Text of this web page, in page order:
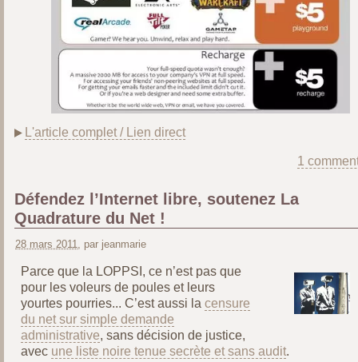
L'article complet / Lien direct
1
Défendez l’Internet libre, soutenez La
Quadrature du Net !
28 mars 2011 , par jeanmarie
Parce que la LOPPSI, ce n’est pas que
pour les voleurs de poules et leurs
yourtes pourries... C’est aussi la censure
du net sur simple demande
administrative, sans décision de justice,
avec une liste noire tenue secrète et sans audit.